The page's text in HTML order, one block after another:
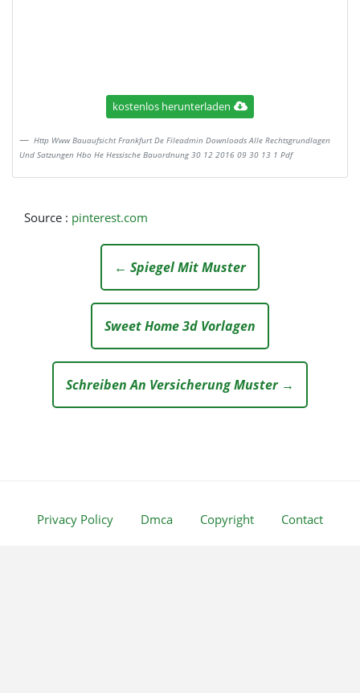
kostenlos herunterladen
Http Www Bauaufsicht Frankfurt De Fileadmin Downloads Alle Rechtsgrundlagen
Und Satzungen Hbo He Hessische Bauordnung 30 12 2016 09 30 13 1 Pdf
Source : pinterest.com
← Spiegel Mit Muster
Sweet Home 3d Vorlagen
Schreiben An Versicherung Muster →
Privacy Policy Dmca Copyright Contact